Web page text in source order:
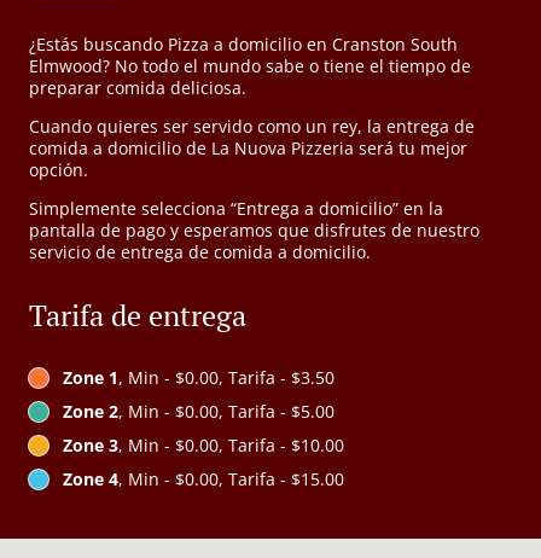
¿Estás buscando Pizza a domicilio en Cranston South
Elmwood? No todo el mundo sabe o tiene el tiempo de
preparar comida deliciosa.
Cuando quieres ser servido como un rey, la entrega de
comida a domicilio de La Nuova Pizzeria será tu mejor
opción.
Simplemente selecciona “Entrega a domicilio” en la
pantalla de pago y esperamos que disfrutes de nuestro
servicio de entrega de comida a domicilio.
Tarifa de entrega
Zone 1, Min - $0.00, Tarifa - $3.50
Zone 2, Min - $0.00, Tarifa - $5.00
Zone 3, Min - $0.00, Tarifa - $10.00
Zone 4, Min - $0.00, Tarifa - $15.00